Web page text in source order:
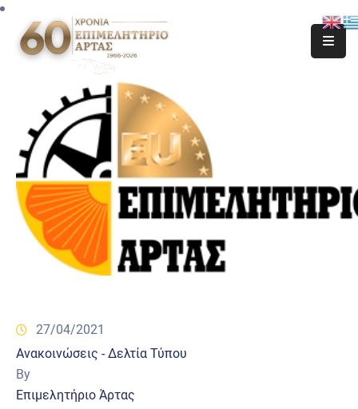
27/04/2021
Ανακοινώσεις - Δελτία Τύπου
By
Επιμελητήριο Άρτας